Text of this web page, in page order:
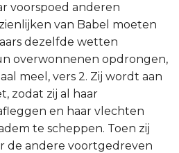
voorspoed anderen
van Babel moeten
dezelfde wetten
overwonnenen opdrongen,
meel, vers 2. Zij wordt aan
zodat zij al haar
en haar vlechten
te scheppen. Toen zij
de andere voortgedreven